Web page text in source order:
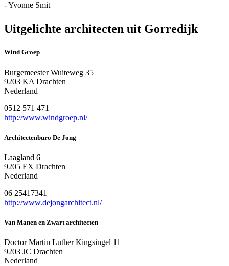
- Yvonne Smit
Uitgelichte architecten uit Gorredijk
Wind Groep
Burgemeester Wuiteweg 35
9203 KA Drachten
Nederland
0512 571 471
http://www.windgroep.nl/
Architectenburo De Jong
Laagland 6
9205 EX Drachten
Nederland
06 25417341
http://www.dejongarchitect.nl/
Van Manen en Zwart architecten
Doctor Martin Luther Kingsingel 11
9203 JC Drachten
Nederland